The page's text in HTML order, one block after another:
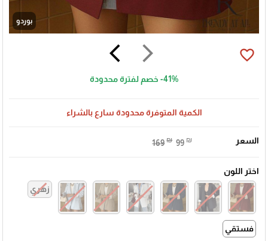
بوردو
arrow_forward_ios
arrow_back_ios favorite_border
-41% خصم لفترة محدودة
الكمية المتوفرة محدودة سارع بالشراء
السعر 169 ₪ 99 ₪
اختر اللون
زهري
فستقي